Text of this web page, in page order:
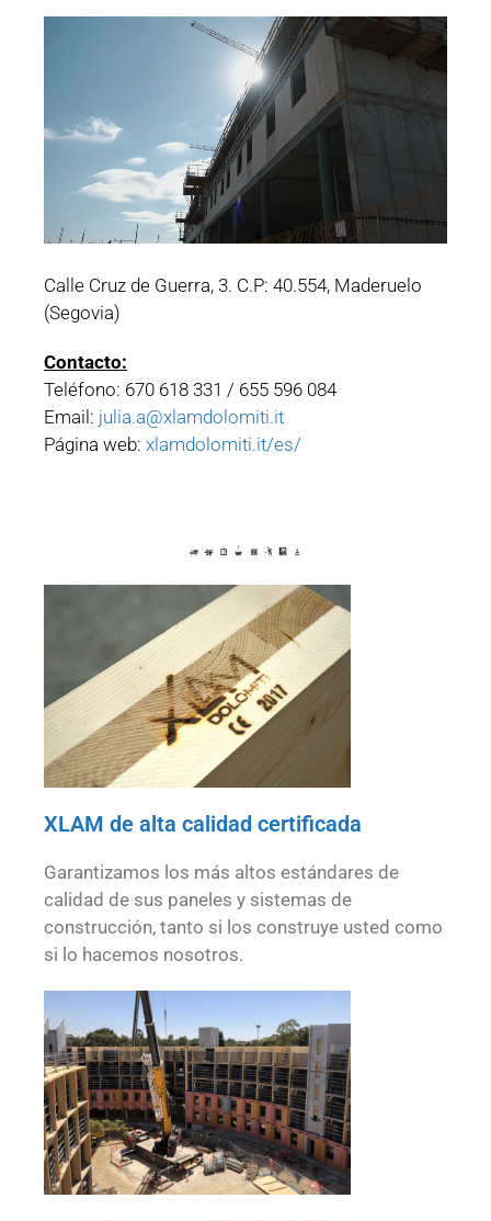
Calle Cruz de Guerra, 3. C.P: 40.554, Maderuelo
(Segovia)
Contacto:
Teléfono: 670 618 331 / 655 596 084
Email: julia.a@xlamdolomiti.it
Página web: xlamdolomiti.it/es/
XLAM de alta calidad certificada
Garantizamos los más altos estándares de
calidad de sus paneles y sistemas de
construcción, tanto si los construye usted como
si lo hacemos nosotros.